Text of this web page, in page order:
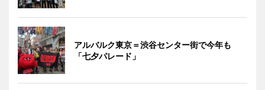
アルバルク東京＝渋谷センター街で今年も
「七夕パレード」